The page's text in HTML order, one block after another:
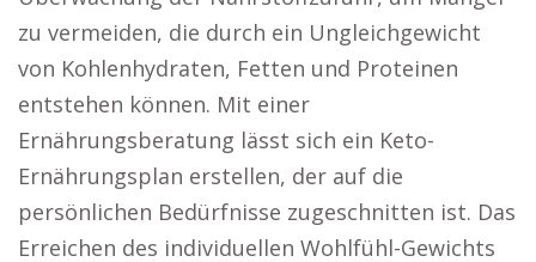
zu vermeiden, die durch ein Ungleichgewicht
von Kohlenhydraten, Fetten und Proteinen
entstehen können. Mit einer
Ernährungsberatung lässt sich ein Keto-
Ernährungsplan erstellen, der auf die
persönlichen Bedürfnisse zugeschnitten ist. Das
Erreichen des individuellen Wohlfühl-Gewichts